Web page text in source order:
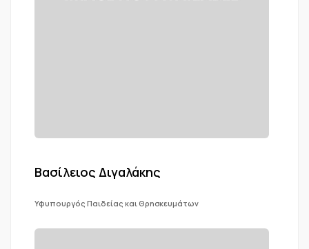
Βασίλειος Διγαλάκης
Υφυπουργός Παιδείας και Θρησκευμάτων